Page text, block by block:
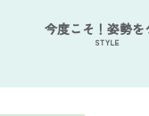
今度こそ！姿勢を
STYLE